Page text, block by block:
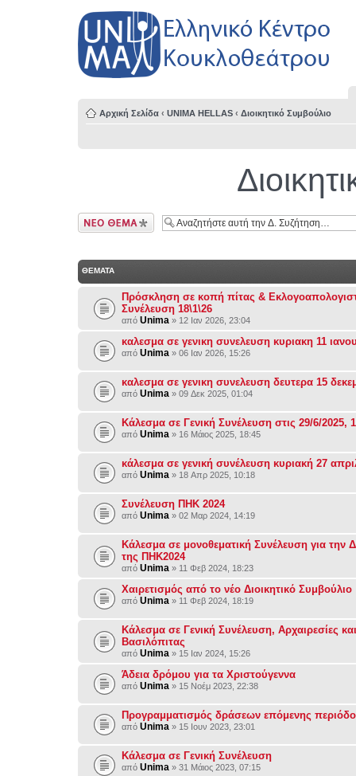
Αρχική Σελίδα ‹ UNIMA HELLAS ‹ Διοικητικό Συμβούλιο
Δημιουργία νέου
θέματος
ΘΕΜΑΤΑ
Πρόσκληση σε κοπή πίτας &
Συνέλευση 18\1\26
από Unima » 12 Ιαν 2026, 23:04
καλεσμα σε γενικη συνελευση κυριακη 11
από Unima » 06 Ιαν 2026, 15:26
καλεσμα σε γενικη συνελευση δευτερα 15
από Unima » 09 Δεκ 2025, 01:04
Κάλεσμα σε Γενική Συνέλευση στις 29/6/2025,
από Unima » 16 Μάιος 2025, 18:45
κάλεσμα σε γενική συνέλευση κυριακή 27
από Unima » 18 Απρ 2025, 10:18
Συνέλευση ΠΗΚ 2024
από Unima » 02 Μαρ 2024, 14:19
Κάλεσμα σε μονοθεματική Συνέλευση για την
της ΠΗΚ2024
από Unima » 11 Φεβ 2024, 18:23
Χαιρετισμός από το νέο Διοικητικό Συμβούλιο
από Unima » 11 Φεβ 2024, 18:19
Κάλεσμα σε Γενική Συνέλευση, Αρχαιρεσίες
Βασιλόπιτας
από Unima » 15 Ιαν 2024, 15:26
Άδεια δρόμου για τα Χριστούγεννα
από Unima » 15 Νοέμ 2023, 22:38
Προγραμματισμός δράσεων επόμενης
από Unima » 15 Ιουν 2023, 23:01
Κάλεσμα σε Γενική Συνέλευση
από Unima » 31 Μάιος 2023, 07:15